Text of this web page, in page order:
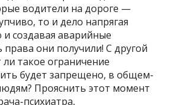
водители на дороге —
то и дело напрягая
создавая аварийные
они получили! С другой
такое ограничение
будет запрещено, в общем-
Прояснить этот момент
психиатра,